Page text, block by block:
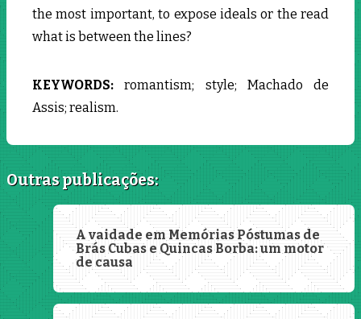
the most important, to expose ideals or the read
what is between the lines?
KEYWORDS:romantism; style; Machado de
Assis; realism.
Outras publicações:
A vaidade em Memórias Póstumas de
Brás Cubas e Quincas Borba: um motor
de causa